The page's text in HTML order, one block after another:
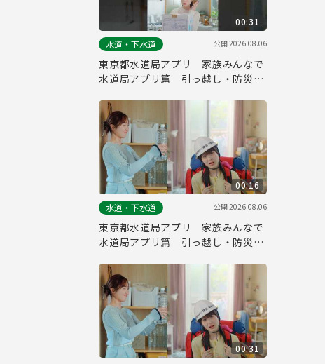
00:31
水道・下水道
公開2026.08.06
東京都水道局アプリ 家族みんなで
水道局アプリ篇 引っ越し・防災
00:16
水道・下水道
公開2026.08.06
東京都水道局アプリ 家族みんなで
水道局アプリ篇 引っ越し・防災
00:31